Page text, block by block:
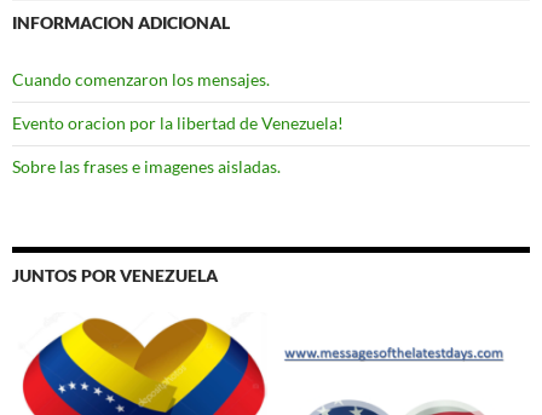
INFORMACION ADICIONAL
Cuando comenzaron los mensajes.
Evento oracion por la libertad de Venezuela!
Sobre las frases e imagenes aisladas.
JUNTOS POR VENEZUELA